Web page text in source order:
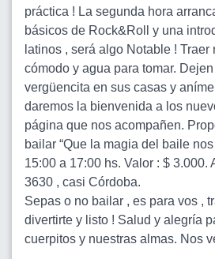
práctica ! La segunda hora
básicos de Rock&Roll y una
latinos , será algo Notable ! Traer
cómodo y agua para tomar.
vergüencita en sus casas y
daremos la bienvenida a los
página que nos acompañen.
bailar “Que la magia del baile
15:00 a 17:00 hs. Valor : $ 3.000.
3630 , casi Córdoba.
Sepas o no bailar , es para vos ,
divertirte y listo ! Salud y alegría
cuerpitos y nuestras almas. Nos